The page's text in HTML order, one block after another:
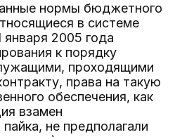
нормы бюджетного
в системе
2005 года
к порядку
проходящими
права на такую
обеспечения, как
взамен
не предполагали